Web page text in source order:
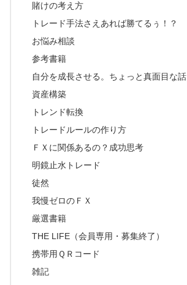
賭けの考え方
トレード手法さえあれば勝てるぅ！？
お悩み相談
参考書籍
自分を成長させる。ちょっと真面目な話
資産構築
トレンド転換
トレードルールの作り方
ＦＸに関係あるの？成功思考
明鏡止水トレード
徒然
我慢ゼロのＦＸ
厳選書籍
THE LIFE（会員専用・募集終了）
携帯用ＱＲコード
雑記